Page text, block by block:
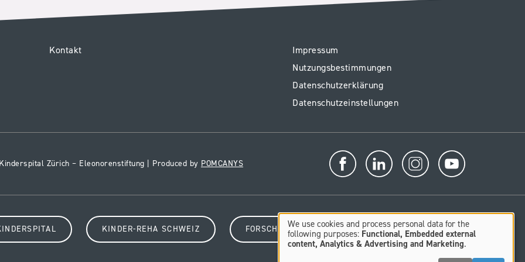
Service
Kontakt Legal
Impressum
Nutzungsbestimmungen
Datenschutzerklärung
Datenschutzeinstellungen
Zürich – Eleonorenstiftung | Produced by POMCANYS
KINDER-REHA SCHWEIZ FORSCHUNGSZENTRUM
Use
of
We use cookies and process personal data for the
following purposes: Functional, Embedded external
content, Analytics & Advertising and Marketing.